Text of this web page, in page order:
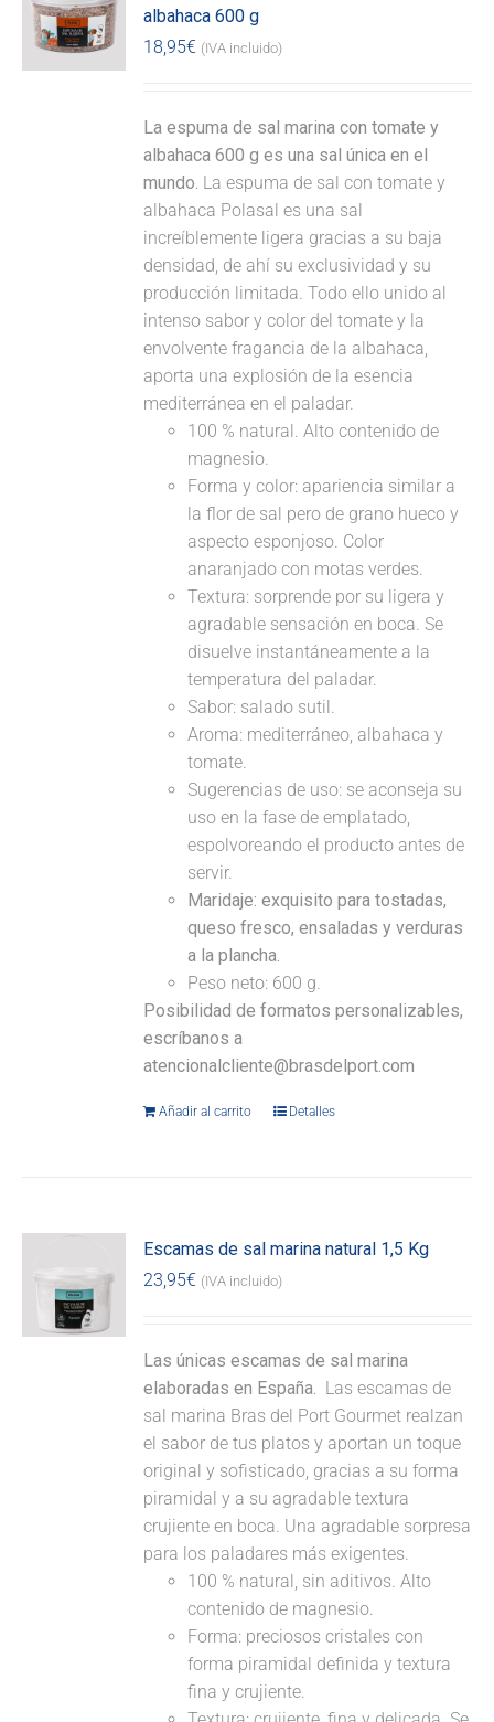
albahaca 600 g
18,95€ (IVA incluido)
La espuma de sal marina con tomate y
albahaca 600 g es una sal única en el
mundo. La espuma de sal con tomate y
albahaca Polasal es una sal
increíblemente ligera gracias a su baja
densidad, de ahí su exclusividad y su
producción limitada. Todo ello unido al
intenso sabor y color del tomate y la
envolvente fragancia de la albahaca,
aporta una explosión de la esencia
mediterránea en el paladar.
100 % natural. Alto contenido de
magnesio.
Forma y color: apariencia similar a
la flor de sal pero de grano hueco y
aspecto esponjoso. Color
anaranjado con motas verdes.
Textura: sorprende por su ligera y
agradable sensación en boca. Se
disuelve instantáneamente a la
temperatura del paladar.
Sabor: salado sutil.
Aroma: mediterráneo, albahaca y
tomate.
Sugerencias de uso: se aconseja su
uso en la fase de emplatado,
espolvoreando el producto antes de
servir.
Maridaje: exquisito para tostadas,
queso fresco, ensaladas y verduras
a la plancha.
Peso neto: 600 g.
Posibilidad de formatos personalizables,
escríbanos a
atencionalcliente@brasdelport.com
Añadir al carrito Detalles
Escamas de sal marina natural 1,5 Kg
23,95€ (IVA incluido)
Las únicas escamas de sal marina
elaboradas en España. Las escamas de
sal marina Bras del Port Gourmet realzan
el sabor de tus platos y aportan un toque
original y sofisticado, gracias a su forma
piramidal y a su agradable textura
crujiente en boca. Una agradable sorpresa
para los paladares más exigentes.
100 % natural, sin aditivos. Alto
contenido de magnesio.
Forma: preciosos cristales con
forma piramidal definida y textura
fina y crujiente.